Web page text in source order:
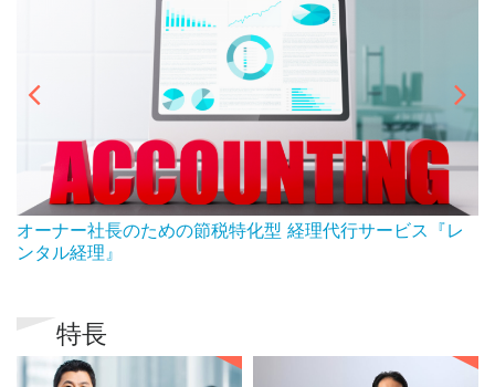
オーナー社長のための節税特化型 経理代行サービス『レ
ンタル経理』
特長